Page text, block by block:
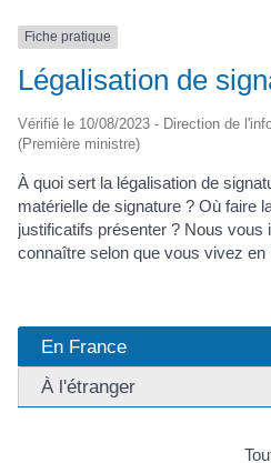
Fiche pratique
Légalisation de
Vérifié le 10/08/2023 - Direction de
(Première ministre)
À quoi sert la légalisation de
matérielle de signature ? Où faire
justificatifs présenter ? Nous vous
connaître selon que vous vivez en
En France
À l'étranger